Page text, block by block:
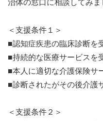
治体の窓口に相談してみま
＜支援条件１＞
■認知症疾患の臨床診断を
■持続的な医療サービスを
■本人に適切な介護保険サ
■診断されたがその後介護
＜支援条件２＞